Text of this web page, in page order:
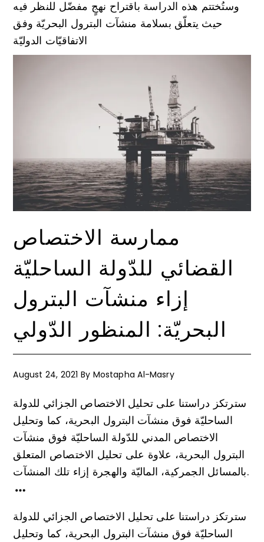
وستُختتم هذه الدراسة باقتراح نهجٍ مفضّل للنظر فيه
حيث يتعلّق بسلامة منشآت البترول البحريّة وفق
الاتفاقيّات الدوليّة
ممارسة الاختصاص
القضائي للدّولة الساحليّة
إزاء منشآت البترول
البحريّة: المنظور الدّولي
August 24, 2021 By Mostapha Al-Masry
سترتكز دراستنا على تحليل الاختصاص الجزائي للدولة
الساحليّة فوق منشآت البترول البحرية، كما وتحليل
الاختصاص المدني للدّولة الساحليّة فوق منشآت
البترول البحرية، علاوة على تحليل الاختصاص المتعلق
بالمسائل الجمركية، الماليّة والهجرة إزاء تلك المنشآت.
سترتكز دراستنا على تحليل الاختصاص الجزائي للدولة
الساحليّة فوق منشآت البترول البحرية، كما وتحليل